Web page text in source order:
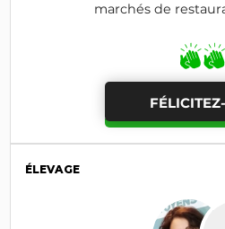
marchés de
ÉLEVAGE